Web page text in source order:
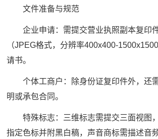
文件准备与规范
企业申请：需提交营业执照副本复印
（JPEG格式，分辨率400x400-1500x1500
请书。
个体工商户：除身份证复印件外，还
明或承包合同。
特殊标志：三维标志需提交三面视图
指定色标并附黑白稿，声音商标需描述音